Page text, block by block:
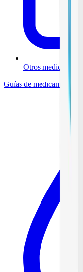
Otros medicamentos
Guías de medicamentos